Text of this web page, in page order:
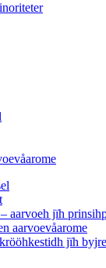
aarvoeh jïh
aarvoevåarome
jïh